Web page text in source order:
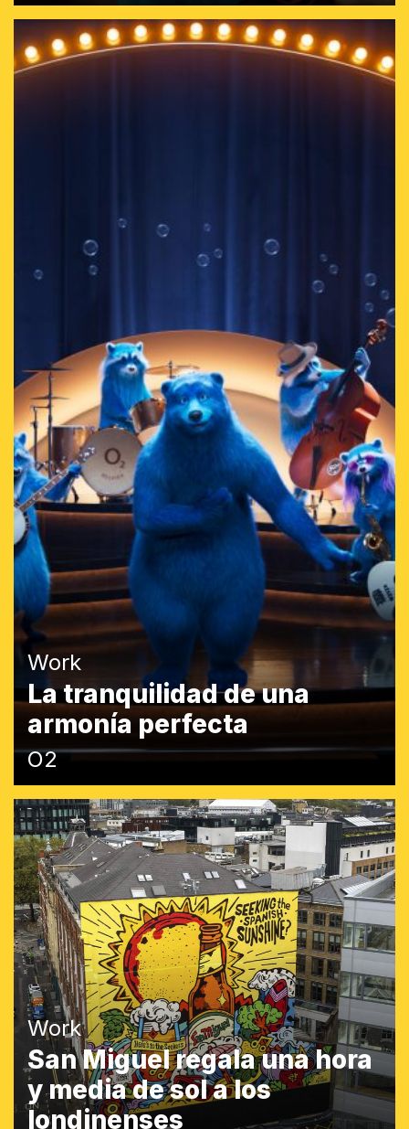
Work
La tranquilidad de una
armonía perfecta
O2
Work
San Miguel regala una hora
y media de sol a los
londinenses